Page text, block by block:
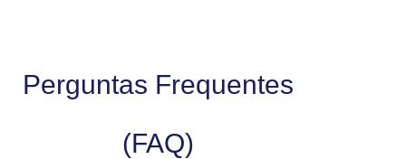
Perguntas Frequentes
(FAQ)